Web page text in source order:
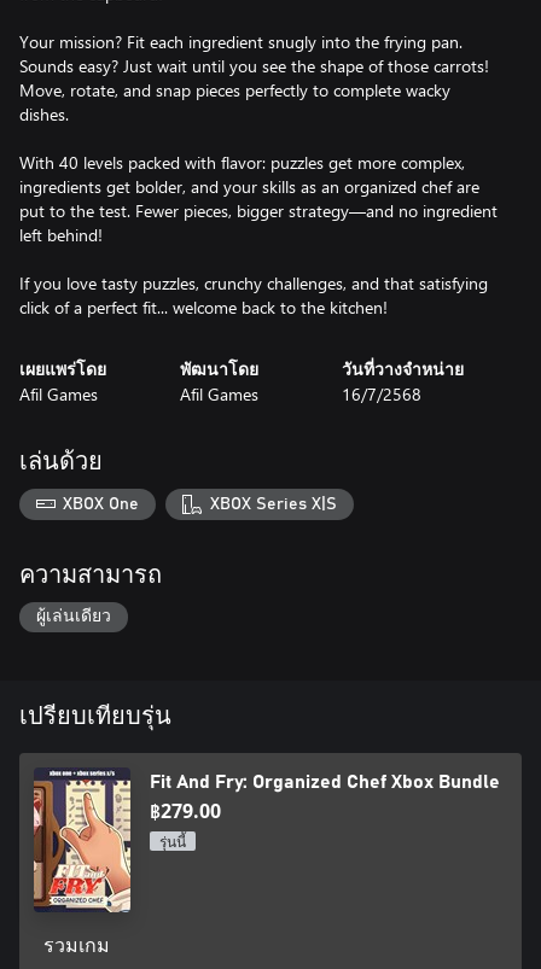
Your mission? Fit each ingredient snugly into the frying pan.
Sounds easy? Just wait until you see the shape of those carrots!
Move, rotate, and snap pieces perfectly to complete wacky
dishes.
With 40 levels packed with flavor: puzzles get more complex,
ingredients get bolder, and your skills as an organized chef are
put to the test. Fewer pieces, bigger strategy—and no ingredient
left behind!
If you love tasty puzzles, crunchy challenges, and that satisfying
click of a perfect fit... welcome back to the kitchen!
เผยแพร่โดย
Afil Games
พัฒนาโดย
Afil Games
วันที่วางจำหน่าย
16/7/2568
เล่นด้วย
XBOX One XBOX Series X|S
ความสามารถ
ผู้เล่นเดียว
เปรียบเทียบรุ่น
Fit And Fry: Organized Chef Xbox Bundle
฿279.00
รุ่นนี้
รวมเกม